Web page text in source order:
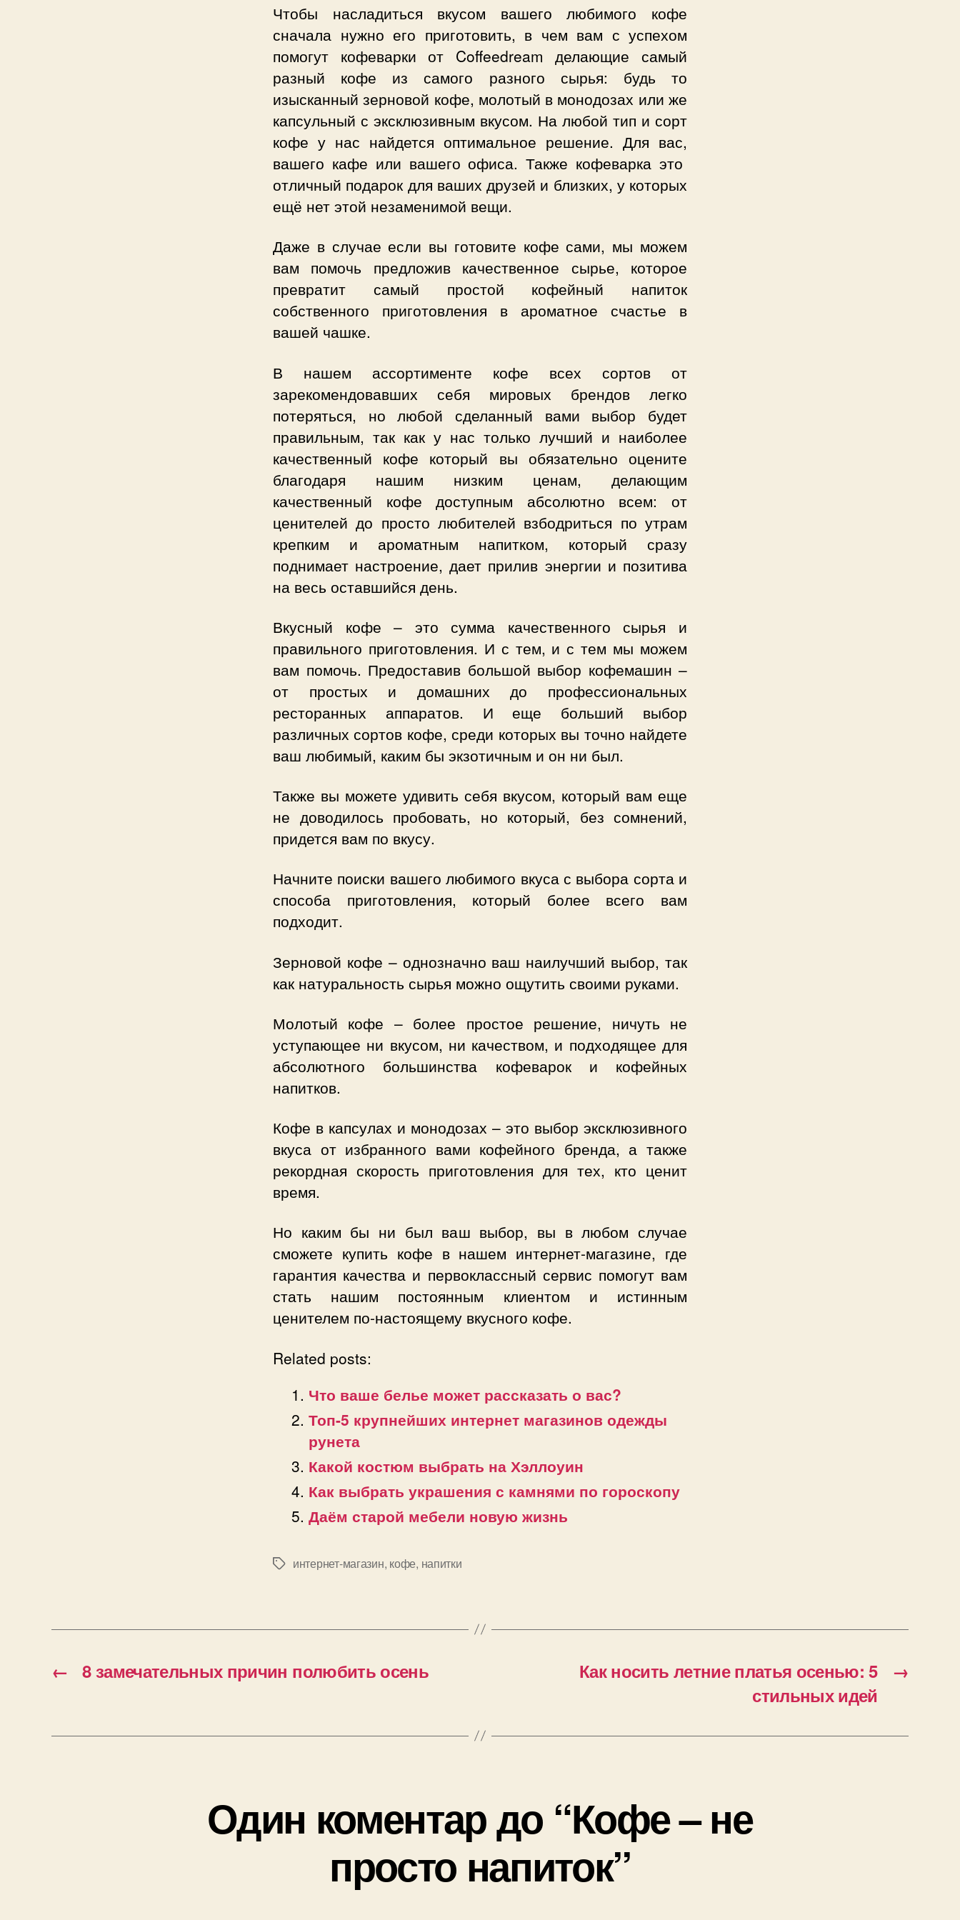
Чтобы насладиться вкусом вашего любимого кофе
сначала нужно его приготовить, в чем вам с успехом
помогут кофеварки от Coffeedream делающие самый
разный кофе из самого разного сырья: будь то
изысканный зерновой кофе, молотый в монодозах или же
капсульный с эксклюзивным вкусом. На любой тип и сорт
кофе у нас найдется оптимальное решение. Для вас,
вашего кафе или вашего офиса. Также кофеварка это
отличный подарок для ваших друзей и близких, у которых
ещё нет этой незаменимой вещи.
Даже в случае если вы готовите кофе сами, мы можем
вам помочь предложив качественное сырье, которое
превратит самый простой кофейный напиток
собственного приготовления в ароматное счастье в
вашей чашке.
В нашем ассортименте кофе всех сортов от
зарекомендовавших себя мировых брендов легко
потеряться, но любой сделанный вами выбор будет
правильным, так как у нас только лучший и наиболее
качественный кофе который вы обязательно оцените
благодаря нашим низким ценам, делающим
качественный кофе доступным абсолютно всем: от
ценителей до просто любителей взбодриться по утрам
крепким и ароматным напитком, который сразу
поднимает настроение, дает прилив энергии и позитива
на весь оставшийся день.
Вкусный кофе – это сумма качественного сырья и
правильного приготовления. И с тем, и с тем мы можем
вам помочь. Предоставив большой выбор кофемашин –
от простых и домашних до профессиональных
ресторанных аппаратов. И еще больший выбор
различных сортов кофе, среди которых вы точно найдете
ваш любимый, каким бы экзотичным и он ни был.
Также вы можете удивить себя вкусом, который вам еще
не доводилось пробовать, но который, без сомнений,
придется вам по вкусу.
Начните поиски вашего любимого вкуса с выбора сорта и
способа приготовления, который более всего вам
подходит.
Зерновой кофе – однозначно ваш наилучший выбор, так
как натуральность сырья можно ощутить своими руками.
Молотый кофе – более простое решение, ничуть не
уступающее ни вкусом, ни качеством, и подходящее для
абсолютного большинства кофеварок и кофейных
напитков.
Кофе в капсулах и монодозах – это выбор эксклюзивного
вкуса от избранного вами кофейного бренда, а также
рекордная скорость приготовления для тех, кто ценит
время.
Но каким бы ни был ваш выбор, вы в любом случае
сможете купить кофе в нашем интернет-магазине, где
гарантия качества и первоклассный сервис помогут вам
стать нашим постоянным клиентом и истинным
ценителем по-настоящему вкусного кофе.
Related posts:
Что ваше белье может рассказать о вас?
Топ-5 крупнейших интернет магазинов одежды
рунета
Какой костюм выбрать на Хэллоуин
Как выбрать украшения с камнями по гороскопу
Даём старой мебели новую жизнь
Позначки
интернет-магазин, кофе, напитки
← 8 замечательных причин полюбить осень →
Как носить летние платья осенью: 5
стильных идей
Один коментар до “Кофе – не
просто напиток”